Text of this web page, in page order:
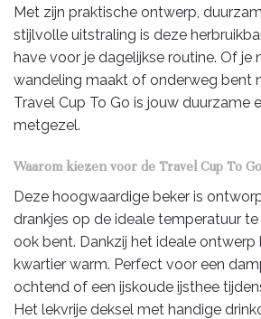
Met zijn praktische ontwerp,
stijlvolle uitstraling is deze
have voor je dagelijkse routine. Of je
wandeling maakt of onderweg bent
Travel Cup To Go is jouw duurzame
metgezel.
Waarom kiezen voor de Travel Cup To
Deze hoogwaardige beker is
drankjes op de ideale temperatuur
ook bent. Dankzij het ideale ontwerp
kwartier warm. Perfect voor een
ochtend of een ijskoude ijsthee
Het lekvrije deksel met handige